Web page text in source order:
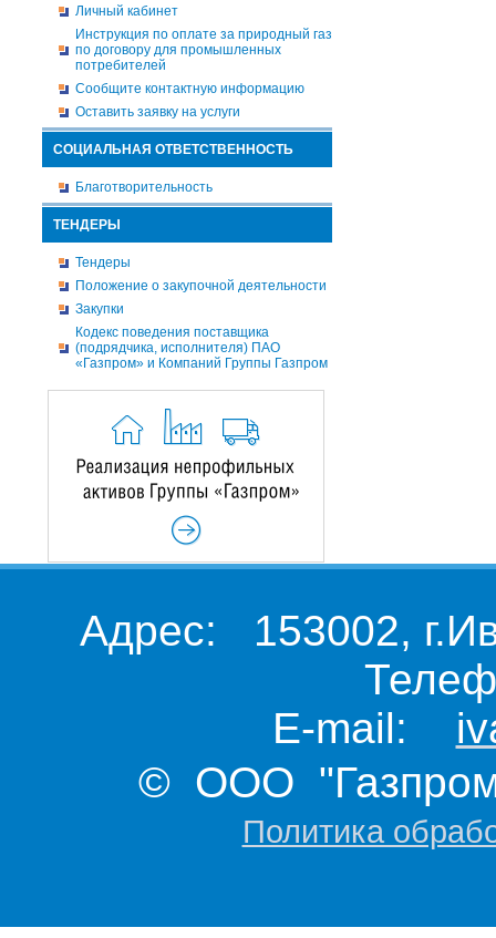
Личный кабинет
Инструкция по оплате за природный газ
по договору для промышленных
потребителей
Сообщите контактную информацию
Оставить заявку на услуги
СОЦИАЛЬНАЯ ОТВЕТСТВЕННОСТЬ
Благотворительность
ТЕНДЕРЫ
Тендеры
Положение о закупочной деятельности
Закупки
Кодекс поведения поставщика
(подрядчика, исполнителя) ПАО
«Газпром» и Компаний Группы Газпром
Адрес: 153002,
E-mail:
© ООО "Газпром
Политика